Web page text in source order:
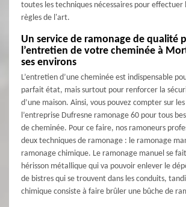
toutes les techniques nécessaires pour effectuer
règles de l'art.
Un service de ramonage de qualité
l’entretien de votre cheminée à
ses environs
L’entretien d’une cheminée est indispensable
parfait état, mais surtout pour renforcer la
d’une maison. Ainsi, vous pouvez compter sur
l’entreprise Dufresne ramonage 60 pour tous
de cheminée. Pour ce faire, nos ramoneurs
deux techniques de ramonage : le ramonage
ramonage chimique. Le ramonage manuel se fait
hérisson métallique qui va pouvoir enlever le
de bistres qui se trouvent dans les conduits,
chimique consiste à faire brûler une bûche de